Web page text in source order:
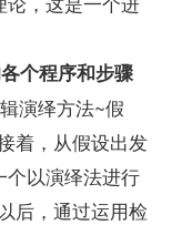
个程序和步骤
演绎方法~假
着，从假设出发
个以演绎法进行
后，通过运用检